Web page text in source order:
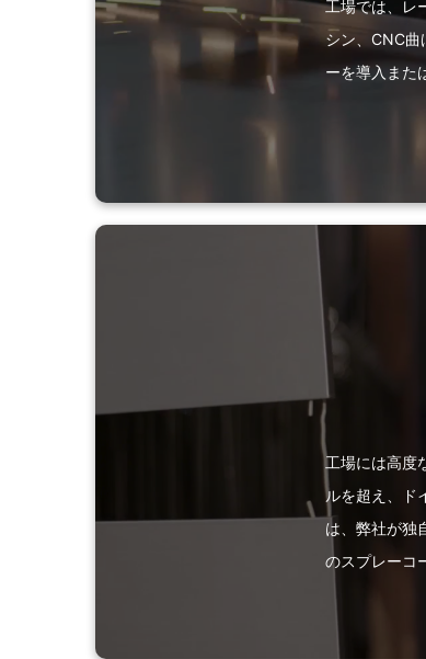
工場では、レ
シン、CNC曲
ーを導入また
工場には高度
ルを超え、ド
は、弊社が独
のスプレーコ